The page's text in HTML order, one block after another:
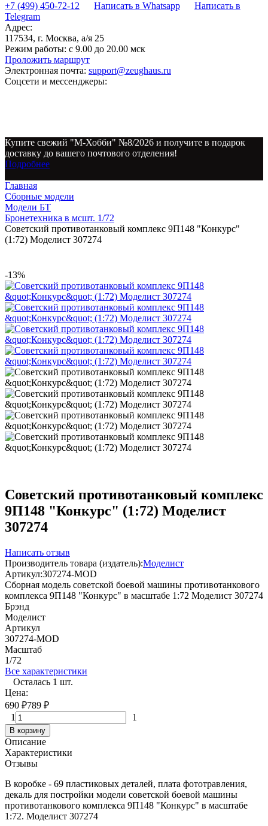
+7 (499) 450-72-12
Написать в Whatsapp
Написать в
Telegram
Адрес:
117534, г. Москва, а/я 25
Режим работы: с 9.00 до 20.00 мск
Проложить маршрут
Электронная почта: support@zeughaus.ru
Соцсети и мессенджеры:
Купите свежий "М-Хобби" №8/2026 и получите в подарок
доставку до вашего почтового отделения!
Подробнее
Главная
Сборные модели
Модели БТ
Бронетехника в мсшт. 1/72
Советский противотанковый комплекс 9П148 "Конкурс"
(1:72) Моделист 307274
-13%
Советский противотанковый комплекс
9П148 "Конкурс" (1:72) Моделист
307274
Написать отзыв
Производитель товара (издатель):Моделист
Артикул:307274-MOD
Сборная модель советской боевой машины противотанкового
комплекса 9П148 "Конкурс" в масштабе 1:72 Моделист 307274
Брэнд
Моделист
Артикул
307274-MOD
Масштаб
1/72
Все характеристики
Осталась 1 шт.
Цена:
690 ₽789 ₽
1
1
В корзину
Описание
Характеристики
Отзывы
В коробке - 69 пластиковых деталей, плата фототравления,
декаль для постройки модели советской боевой машины
противотанкового комплекса 9П148 "Конкурс" в масштабе
1:72. Моделист 307274